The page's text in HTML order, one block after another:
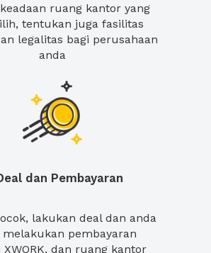
ruang kantor yang
tentukan juga fasilitas
legalitas bagi perusahaan
anda
dan Pembayaran
lakukan deal dan anda
pembayaran
dan ruang kantor